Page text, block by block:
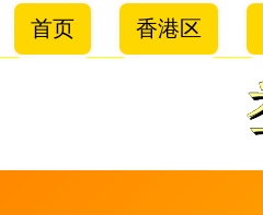
首页 香港区